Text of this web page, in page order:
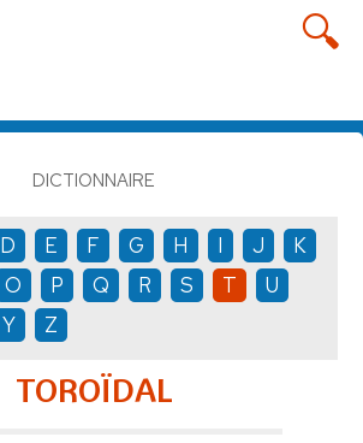
DICTIONNAIRE
D E F G H I J
K
O P Q R S T
U
Y Z
TOROÏDAL